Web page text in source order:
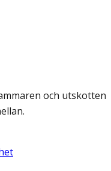
och utskotten